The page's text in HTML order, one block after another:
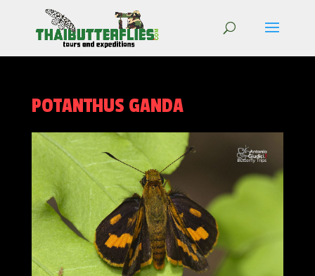
POTANTHUS GANDA